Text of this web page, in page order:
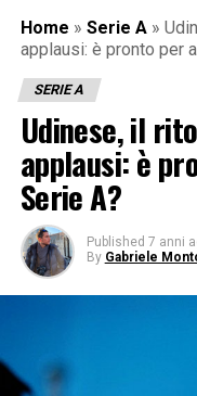
Home » Serie A »
applausi: è pronto per
SERIE A
Udinese, il
applausi: è
Serie A?
Published 7 anni
By Gabriele